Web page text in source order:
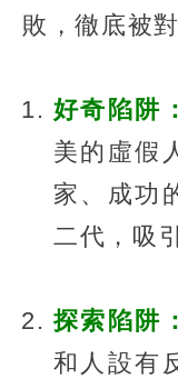
敗，徹底被
好奇陷阱：
美的虛假
家、成功
二代，吸
探索陷阱：
和人設有